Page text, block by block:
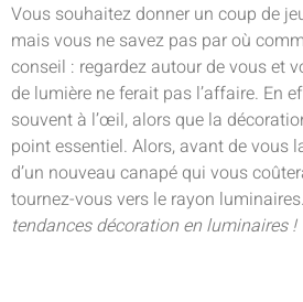
Vous souhaitez donner un coup de
mais vous ne savez pas par où
conseil : regardez autour de vous et
de lumière ne ferait pas l’affaire. En
souvent à l’œil, alors que la
point essentiel. Alors, avant de vous
d’un nouveau canapé qui vous
tournez-vous vers le rayon luminaires.
tendances décoration en luminaires !